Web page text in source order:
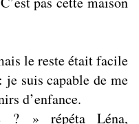
le reste était facile
suis capable de me
d’enfance.
? » répéta Léna,